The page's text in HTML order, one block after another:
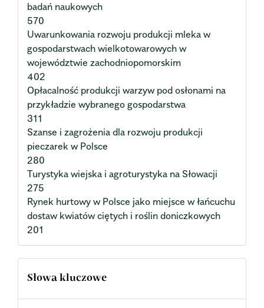
badań naukowych
570
Uwarunkowania rozwoju produkcji mleka w
gospodarstwach wielkotowarowych w
województwie zachodniopomorskim
402
Opłacalność produkcji warzyw pod osłonami na
przykładzie wybranego gospodarstwa
311
Szanse i zagrożenia dla rozwoju produkcji
pieczarek w Polsce
280
Turystyka wiejska i agroturystyka na Słowacji
275
Rynek hurtowy w Polsce jako miejsce w łańcuchu
dostaw kwiatów ciętych i roślin doniczkowych
201
Słowa kluczowe